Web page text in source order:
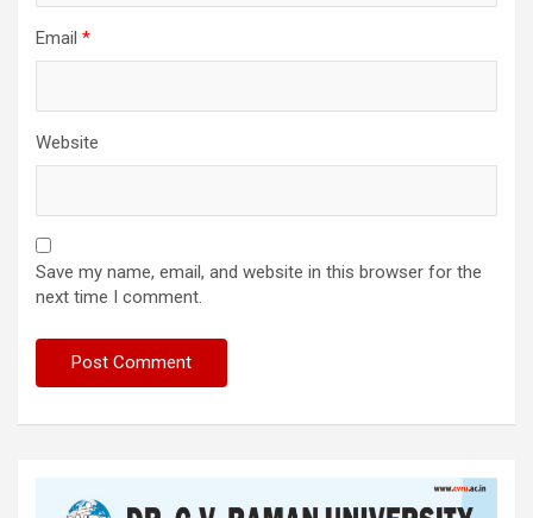
Email *
Website
Save my name, email, and website in this browser for the
next time I comment.